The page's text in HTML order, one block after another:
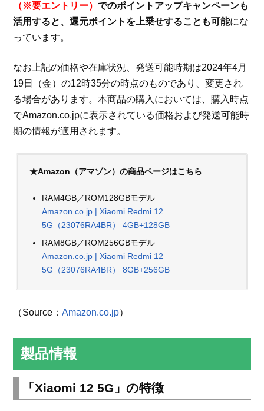
（※要エントリー）でのポイントアップキャンペーンも
活用すると、還元ポイントを上乗せすることも可能にな
っています。
なお上記の価格や在庫状況、発送可能時期は2024年4月
19日（金）の12時35分の時点のものであり、変更され
る場合があります。本商品の購入においては、購入時点
でAmazon.co.jpに表示されている価格および発送可能時
期の情報が適用されます。
★Amazon（アマゾン）の商品ページはこちら
RAM4GB／ROM128GBモデル
Amazon.co.jp | Xiaomi Redmi 12
5G（23076RA4BR） 4GB+128GB
RAM8GB／ROM256GBモデル
Amazon.co.jp | Xiaomi Redmi 12
5G（23076RA4BR） 8GB+256GB
（Source：Amazon.co.jp）
製品情報
「Xiaomi 12 5G」の特徴